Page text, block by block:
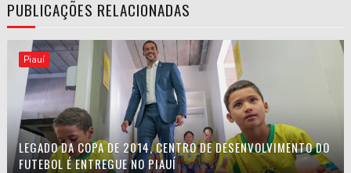
PUBLICAÇÕES RELACIONADAS
Piauí
LEGADO DA COPA DE 2014, CENTRO DE DESENVOLVIMENTO DO
FUTEBOL É ENTREGUE NO PIAUÍ